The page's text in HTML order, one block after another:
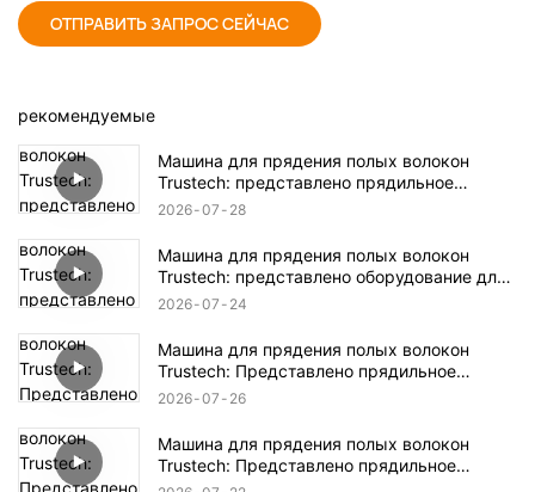
ОТПРАВИТЬ ЗАПРОС СЕЙЧАС
рекомендуемые
Машина для прядения полых волокон
Trustech: представлено прядильное
оборудование TIPS (17)
2026 07 28
Машина для прядения полых волокон
Trustech: представлено оборудование для
прядения TIPS (16)
2026 07 24
Машина для прядения полых волокон
Trustech: Представлено прядильное
оборудование NIPS (18)
2026 07 26
Машина для прядения полых волокон
Trustech: Представлено прядильное
оборудование NIPS (17)